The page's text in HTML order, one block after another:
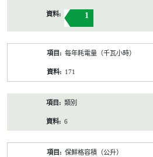
1
每年耗電量（千瓦小時）
171
類別
6
保鮮格容積（公升）